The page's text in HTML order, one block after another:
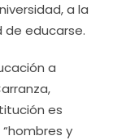
a la
educarse.
a
es
y